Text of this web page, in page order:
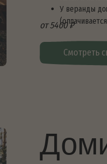
Душ, туалет, горячая вода,
Оборудованная кухня: посуда,
Домик